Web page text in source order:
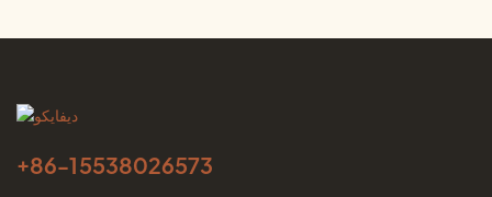
+86-15538026573